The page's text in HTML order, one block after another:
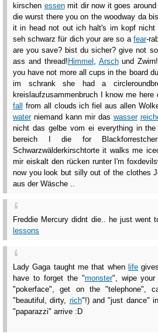
kirschen essenmit dir now it goes
die wurst there you on the woodway da
it in head not out ich halt's im kopf
seh schwarz für dich your are so a fear-
are you save? bist du sicher? give not
ass and thread! Himmel , Arschund Zwirn!
you have not more all cups in the board
im schrank she had a
kreislaufzusammenbruch I know me here
fall
from all clouds ich fiel aus allen
waterniemand kann mir das wasser
nicht das gelbe vom ei everything in
bereich I die for
Schwarzwälderkirschtorte it walks me
mir eiskalt den rücken runter I'm
now you look but silly out of the clothes
aus der Wäsche ..
Freddie Mercury didnt die.. he just went
lessons
Lady Gaga taught me that when life
have to forget the "monster", wipe your
"pokerface", get on the "telephone",
"beautiful, dirty, rich"!) and "just dance"
"paparazzi" arrive :D